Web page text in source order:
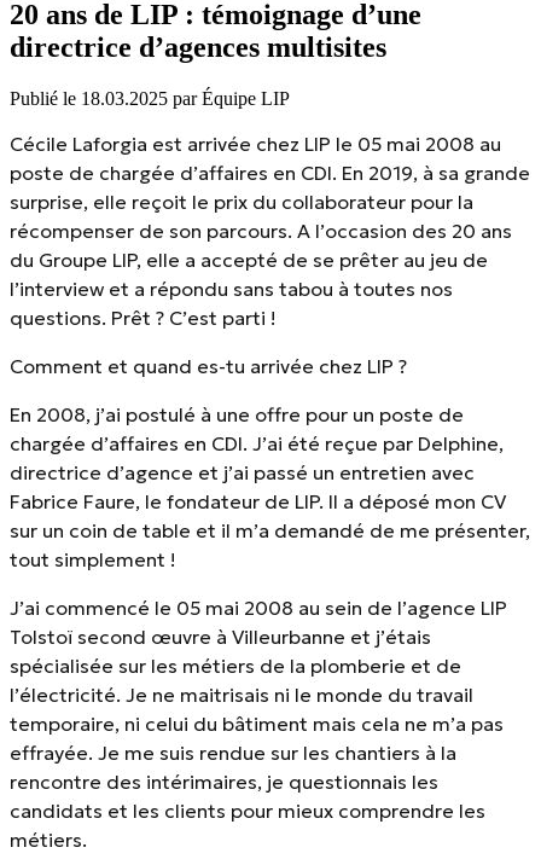
20 ans de LIP : témoignage d’une
directrice d’agences multisites
Publié le 18.03.2025 par Équipe LIP
Cécile Laforgia est arrivée chez LIP le 05 mai 2008 au
poste de chargée d’affaires en CDI. En 2019, à sa grande
surprise, elle reçoit le prix du collaborateur pour la
récompenser de son parcours. A l’occasion des 20 ans
du Groupe LIP, elle a accepté de se prêter au jeu de
l’interview et a répondu sans tabou à toutes nos
questions. Prêt ? C’est parti !
Comment et quand es-tu arrivée chez LIP ?
En 2008, j’ai postulé à une offre pour un poste de
chargée d’affaires en CDI. J’ai été reçue par Delphine,
directrice d’agence et j’ai passé un entretien avec
Fabrice Faure, le fondateur de LIP. Il a déposé mon CV
sur un coin de table et il m’a demandé de me présenter,
tout simplement !
J’ai commencé le 05 mai 2008 au sein de l’agence LIP
Tolstoï second œuvre à Villeurbanne et j’étais
spécialisée sur les métiers de la plomberie et de
l’électricité. Je ne maitrisais ni le monde du travail
temporaire, ni celui du bâtiment mais cela ne m’a pas
effrayée. Je me suis rendue sur les chantiers à la
rencontre des intérimaires, je questionnais les
candidats et les clients pour mieux comprendre les
métiers.